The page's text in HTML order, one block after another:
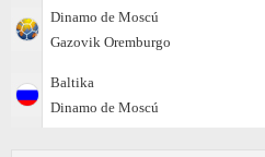
Dinamo de Moscú
Gazovik Oremburgo
Baltika
Dinamo de Moscú